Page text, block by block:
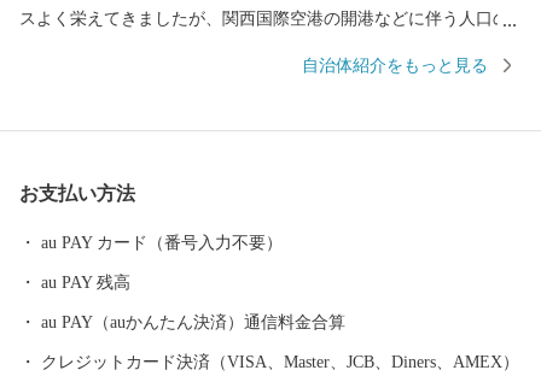
スよく栄えてきましたが、関西国際空港の開港などに伴う人口の
由来は、中世以来の村名「佐野」に旧国名和泉を冠したもので、
みさのし）が誕生し、昭和29年、南中通村、日根野村、長滝村、
上之郷村、大土村の5カ村が合併し、現在の市域が形成されていま
し、世界と日本を結ぶ玄関都市として、21世紀にふさわしい国際
都市をめざしてまちづくりに取り組んでいます。
自治体紹介をもっと見る
お支払い方法
au PAY カード（番号入力不要）
au PAY 残高
au PAY（auかんたん決済）通信料金合算
クレジットカード決済（VISA、Master、JCB、Diners、AMEX）